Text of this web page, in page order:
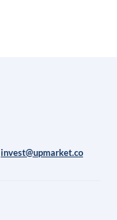
invest@upmarket.co